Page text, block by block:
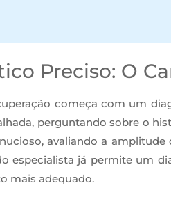
Preciso: O
começa com um
perguntando sobre o
avaliando a
especialista já permite um
mais adequado.